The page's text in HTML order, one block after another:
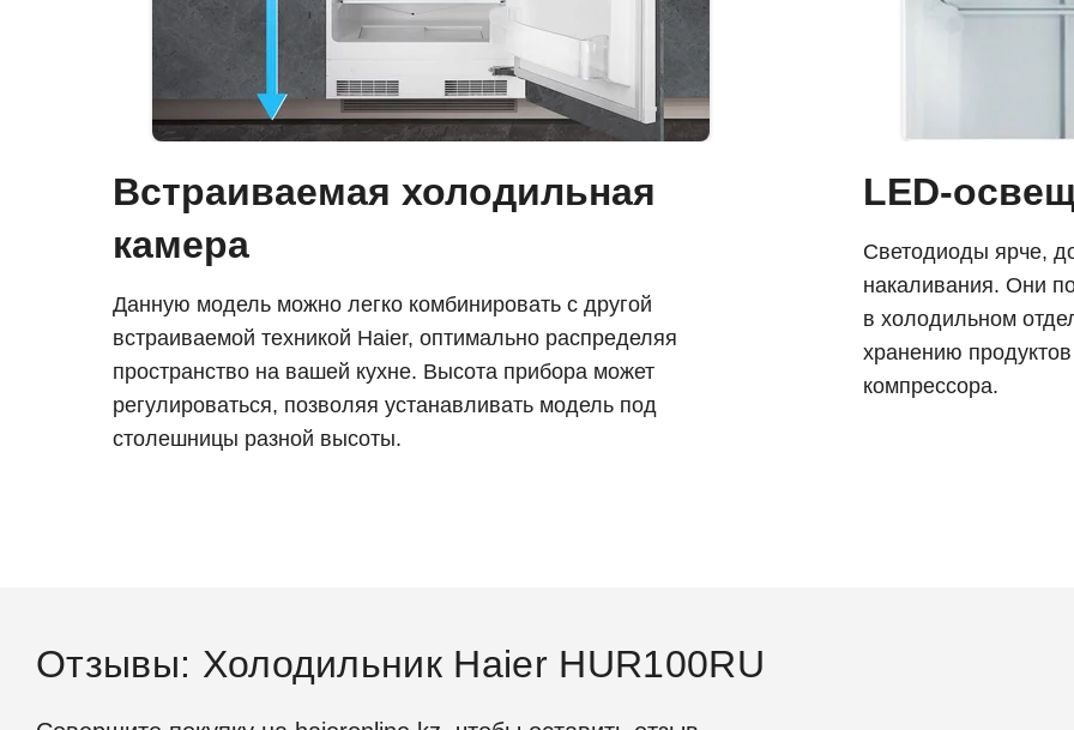
Встраиваемая холодильная
камера
Данную модель можно легко комбинировать с другой
встраиваемой техникой Haier, оптимально распределяя
пространство на вашей кухне. Высота прибора может
регулироваться, позволяя устанавливать модель под
столешницы разной высоты.
LED-
Светодиоды ярче,
накаливания. Они
в холодильном
хранению
компрессора.
Габариты
Отзывы: Холодильник Haier HUR100RU